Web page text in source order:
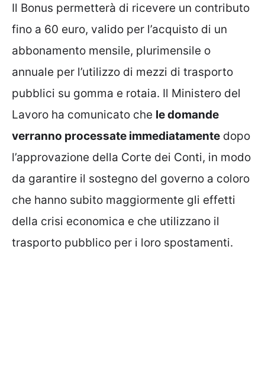
Il Bonus permetterà di ricevere un contributo
fino a 60 euro, valido per l’acquisto di un
abbonamento mensile, plurimensile o
annuale per l’utilizzo di mezzi di trasporto
pubblici su gomma e rotaia. Il Ministero del
Lavoro ha comunicato che le domande
verranno processate immediatamente dopo
l’approvazione della Corte dei Conti, in modo
da garantire il sostegno del governo a coloro
che hanno subito maggiormente gli effetti
della crisi economica e che utilizzano il
trasporto pubblico per i loro spostamenti.